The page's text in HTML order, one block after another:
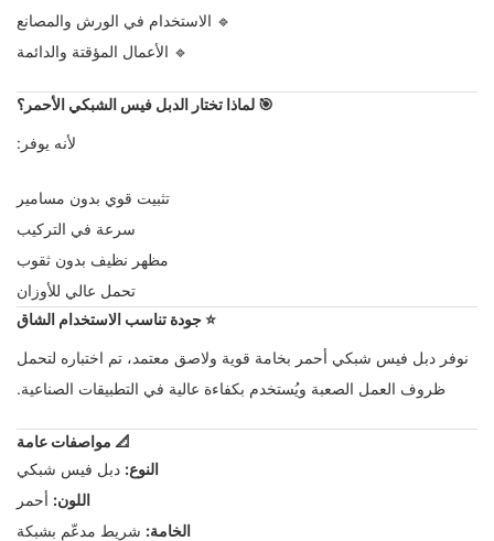
🔹 الاستخدام في الورش والمصانع
🔹 الأعمال المؤقتة والدائمة
🎯 لماذا تختار الدبل فيس الشبكي الأحمر؟
لأنه يوفر:
تثبيت قوي بدون مسامير
سرعة في التركيب
مظهر نظيف بدون ثقوب
تحمل عالي للأوزان
⭐جودة تناسب الاستخدام الشاق
نوفر دبل فيس شبكي أحمر بخامة قوية ولاصق معتمد، تم اختباره لتحمل
ظروف العمل الصعبة ويُستخدم بكفاءة عالية في التطبيقات الصناعية.
📐 مواصفات عامة
النوع: دبل فيس شبكي
اللون: أحمر
الخامة: شريط مدعّم بشبكة